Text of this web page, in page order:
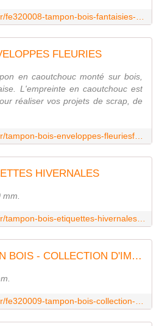
FLEURIES
en caoutchouc monté sur bois,
L'empreinte en caoutchouc est
réaliser vos projets de scrap, de
HIVERNALES
FE320009 : TAMPON BOIS - COLLECTION D'IMAGES FEE DU SCRAP